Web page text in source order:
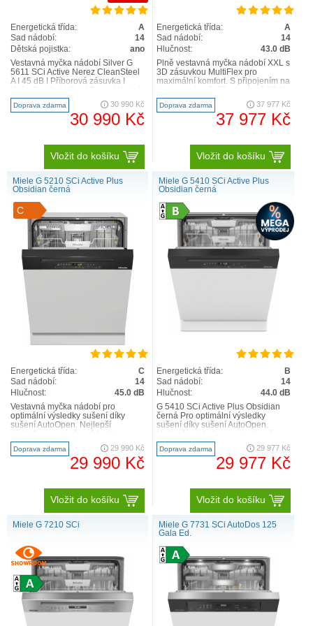
ECOje spotřeba vody redukována na
8,9 litrů. Z tohoto důvodu je potřeba také méně
energie na ohřev – a vy můžete profitovat z
energeticky účinné myčky nádobí. Úspora vody je
možná díky inteligentně navrženému systému
přívodu vody a novému vysoce účinnému
tepelné ztráty, a tím i energii potřebnou k ohřevu
Energetická třída:
A
Sad nádobí:
14
Dětská pojistka:
ano
Vestavná myčka nádobí Silver G
5611 SCi Active Nerez CleanSteel
A I 45 dB I Příborová zásuvka I
AutoOpen nejvy..
Doprava zdarma 30 990 Kč
30 990 Kč
Vložit do košíku
Energetická třída:
A
Sad nádobí:
14
Hlučnost:
43.0 dB
Plně vestavná myčka nádobí XXL s
3D zásuvkou MultiFlex pro
maximální komfort. S připojením na
el. energie Vše d..
Doprava zdarma 37 977 Kč
37 977 Kč
Vložit do košíku
Miele G 5210 SCi Active Plus
Obsidian černá
C
Energetická třída:
C
Sad nádobí:
14
Hlučnost:
45.0 dB
Vestavná myčka nádobí pro
optimální výsledky sušení díky
sušení AutoOpen. Nejlepší
QuickPowerWash Inovativní desig..
Doprava zdarma 29 990 Kč
29 990 Kč
Vložit do košíku
Miele G 5410 SCi Active Plus
Obsidian černá
Energetická třída:
B
Sad nádobí:
14
Hlučnost:
44.0 dB
G 5410 SCi Active Plus Obsidian
černá Pro optimální výsledky
sušení díky sušení AutoOpen.
hodinu –QuickPowerWash I..
Doprava zdarma 29 977 Kč
29 977 Kč
Vložit do košíku
Miele G 7210 SCi
Miele G 7731 SCi AutoDos 125
Gala Ed.